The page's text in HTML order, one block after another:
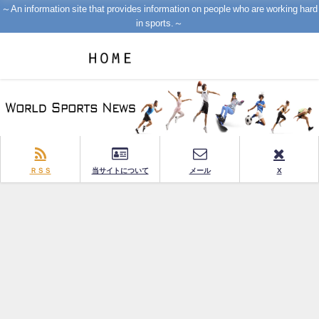
～An information site that provides information on people who are working hard
in sports.～
ＲＳＳ 当サイトについて メール X